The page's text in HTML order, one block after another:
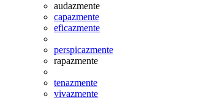
audazmente
capazmente
eficazmente
perspicazmente
rapazmente
tenazmente
vivazmente